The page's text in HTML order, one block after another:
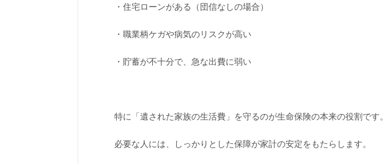
・住宅ローンがある（団信なしの場合）
・職業柄ケガや病気のリスクが高い
・貯蓄が不十分で、急な出費に弱い
特に「遺された家族の生活費」を守るのが生命保険の本来の役割です。
必要な人には、しっかりとした保障が家計の安定をもたらします。